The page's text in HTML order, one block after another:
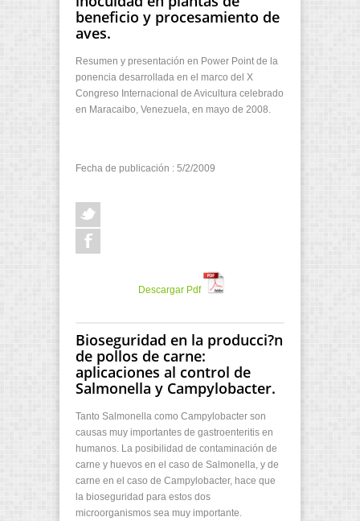
beneficio y procesamiento de
aves.
Resumen y presentación en Power Point de la
ponencia desarrollada en el marco del X
Congreso Internacional de Avicultura celebrado
en Maracaibo, Venezuela, en mayo de 2008.
Fecha de publicación : 5/2/2009
Descargar Pdf
Bioseguridad en la producci?n
de pollos de carne:
aplicaciones al control de
Salmonella y Campylobacter.
Tanto Salmonella como Campylobacter son
causas muy importantes de gastroenteritis en
humanos. La posibilidad de contaminación de
carne y huevos en el caso de Salmonella, y de
carne en el caso de Campylobacter, hace que
la bioseguridad para estos dos
microorganismos sea muy importante.